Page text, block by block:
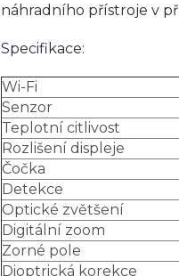
náhradního přístroje v
Specifikace:
Wi-Fi
Senzor
Teplotní citlivost
Rozlišení displeje
Čočka
Detekce
Optické zvětšení
Digitální zoom
Zorné pole
Dioptrická korekce